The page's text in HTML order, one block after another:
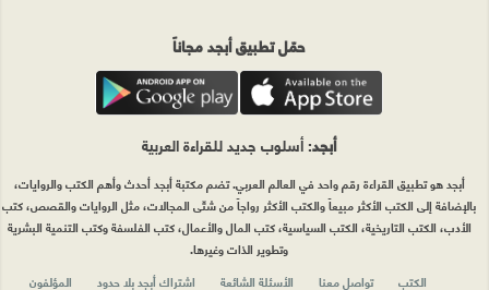
حمّل تطبيق أبجد مجاناً
أبجد: أسلوب جديد للقراءة العربية
أبجد هو تطبيق القراءة رقم واحد في العالم العربي. تضم مكتبة أبجد أحدث وأهم الكتب والروايات،
بالإضافة إلى الكتب الأكثر مبيعاً والكتب الأكثر رواجاً من شتّى المجالات، مثل الروايات والقصص، كتب
الأدب، الكتب التاريخية، الكتب السياسية، كتب المال والأعمال، كتب الفلسفة وكتب التنمية البشرية
وتطوير الذات وغيرها.
الكتب
تواصل معنا الأسئلة الشائعة اشتراك أبجد بلا حدود المؤلفون